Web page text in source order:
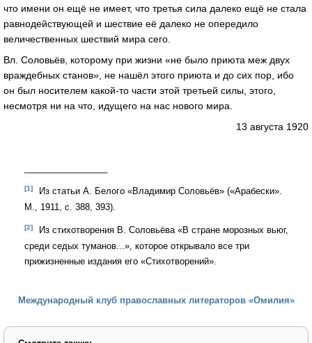
что имени он ещё не имеет, что третья сила далеко ещё не стала
равнодействующей и шествие её далеко не опередило
величественных шествий мира сего.
Вл. Соловьёв, которому при жизни «не было приюта меж двух
враждебных станов», не нашёл этого приюта и до сих пор, ибо
он был носителем какой-то части этой третьей силы, этого,
несмотря ни на что, идущего на нас нового мира.
13 августа 1920
[1]
Из статьи А. Белого «Владимир Соловьёв» («Арабески».
М., 1911, с. 388, 393).
[2]
Из стихотворения В. Соловьёва «В стране морозных вьюг,
среди седых туманов...», которое открывало все три
прижизненные издания его «Стихотворений».
Международный клуб православных литераторов «Омилия»